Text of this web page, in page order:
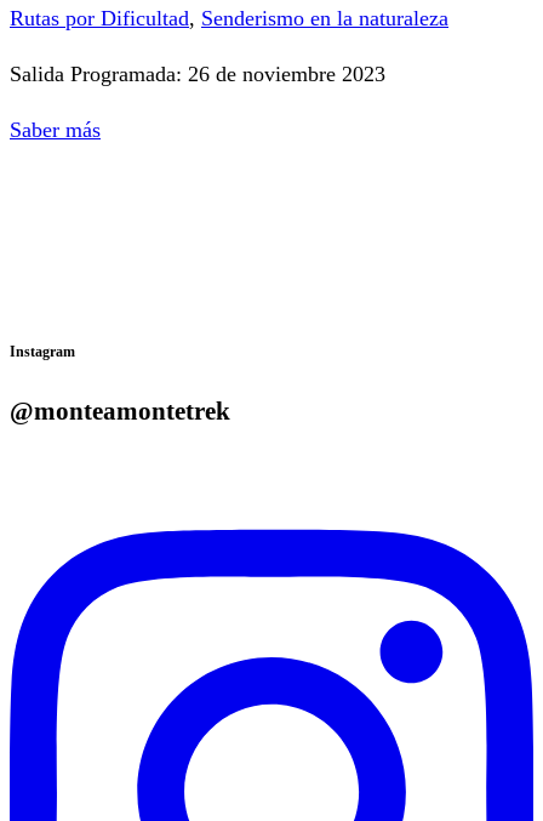
Rutas por Dificultad, Senderismo en la naturaleza
Salida Programada: 26 de noviembre 2023
Saber más
Instagram
@monteamontetrek